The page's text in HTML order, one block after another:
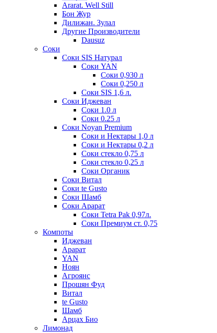
Ararat. Well Still
Бон Жур
Дилижан. Зулал
Другие Производители
Dausuz
Соки
Соки SIS Натурал
Соки YAN
Соки 0,930 л
Соки 0,250 л
Соки SIS 1,6 л.
Соки Иджеван
Соки 1.0 л
Соки 0.25 л
Соки Noyan Premium
Соки и Нектары 1,0 л
Соки и Нектары 0,2 л
Соки стекло 0,75 л
Соки стекло 0,25 л
Соки Органик
Соки Витал
Соки te Gusto
Соки Шамб
Соки Арарат
Соки Tetra Pak 0,97л.
Соки Премиум ст. 0,75
Компоты
Иджеван
Арарат
YAN
Ноян
Агроянс
Прошян Фуд
Витал
te Gusto
Шамб
Арцах Био
Лимонад